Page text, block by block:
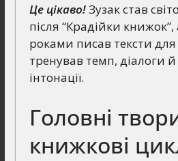
Це цікаво!Зузак став
після “Крадійки
роками писав тексти для
тренував темп, діалоги й
інтонації.
Головні
книжкові